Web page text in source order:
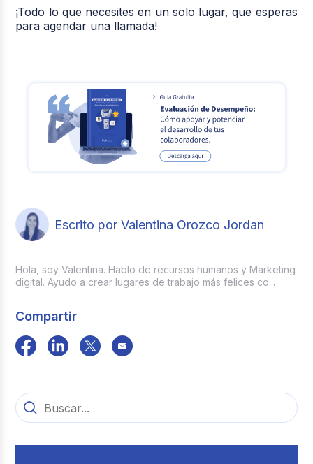
¡Todo lo que necesites en un solo lugar, que esperas
para agendar una llamada!
Escrito por Valentina Orozco Jordan
Hola, soy Valentina. Hablo de recursos humanos y Marketing
digital. Ayudo a crear lugares de trabajo más felices co...
Compartir